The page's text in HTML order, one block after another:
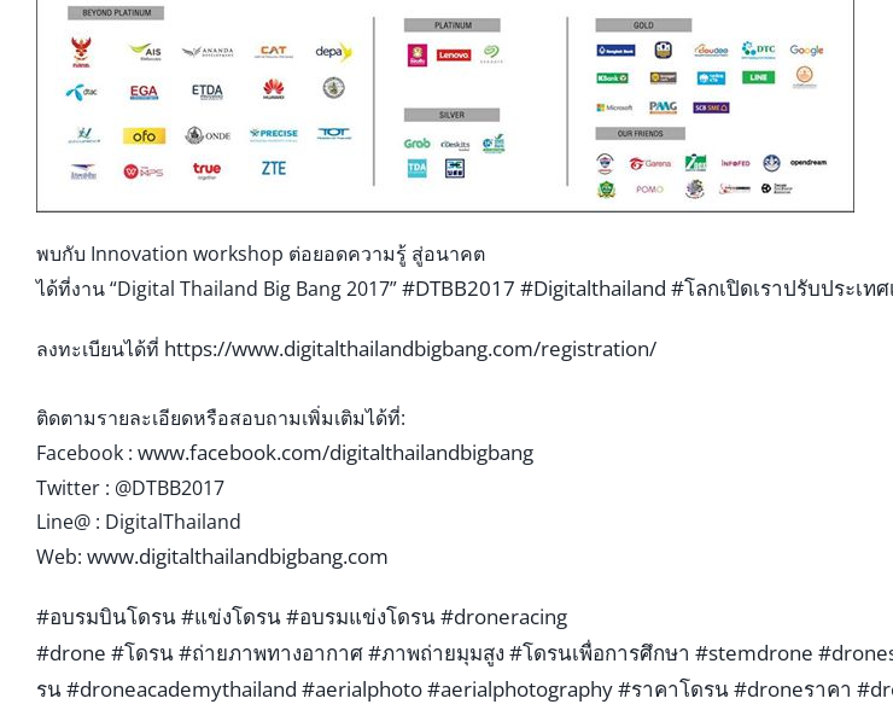
พบกับ Innovation workshop ต่อยอดความรู้ สู่อนาคต
ได้ที่งาน “Digital Thailand Big Bang 2017”#DTBB2017 #Digitalthailand #โลกเปิดเราปรับประเทศ
ลงทะเบียนได้ที่ https://www.digitalthailandbigbang.com/registration/
ติดตามรายละเอียดหรือสอบถามเพิ่มเติมได้ที่:
Facebook : www.facebook.com/digitalthailandbigbang
Twitter : @DTBB2017
Line@ : DigitalThailand
Web: www.digitalthailandbigbang.com
#อบรมบินโดรน#แข่งโดรน#อบรมแข่งโดรน#droneracing
#drone #โดรน#ถ่ายภาพทางอากาศ#ภาพถ่ายมุมสูง #โดรนเพื่อการศึกษา #stemdrone
รน#droneacademythailand #aerialphoto#aerialphotography#ราคาโดรน#droneราคา